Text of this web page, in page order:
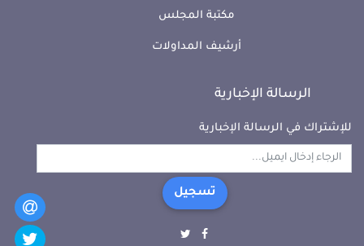
مكتبة المجلس
أرشيف المداولات
الرسالة الإخبارية
للإشتراك في الرسالة الإخبارية
تسجيل